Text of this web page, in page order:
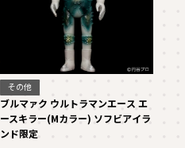
その他
ブルマァク ウルトラマンエース エ
ースキラー(Mカラー) ソフビアイラ
ンド限定